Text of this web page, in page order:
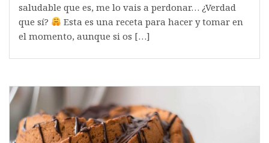
saludable que es, me lo vais a perdonar… ¿Verdad
que sí?
Esta es una receta para hacer y tomar en
el momento, aunque si os […]